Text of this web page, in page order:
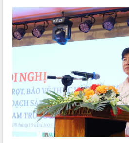
Kỳ họp thứ Hai, Hội đồng nhân dân
tỉnh khóa XI quyết nghị nhiều nội dung
quan trọng
Bí thư Tỉnh ủy Lương Nguyễn Minh
Rà soát, hoàn thiện hệ thống thiết chế
văn hóa, thể thao đáp ứng yêu cầu
phát triển mới
Thường trực HĐND tỉnh Đắk Lắk gặp
mặt Đoàn chuyên gia y tế TP. Hồ Chí
Minh
THỐNG KÊ TRUY CẬP
Hôm nay: 22499